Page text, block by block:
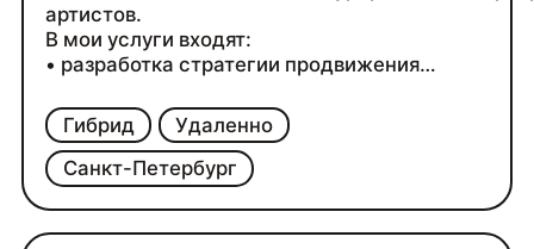
Гибрид
Удаленно
Санкт-Петербург
артистов.
В мои услуги входят:
• разработка стратегии продвижения
• брендинг и работа с репертуаром артиста
•разработка бренда, концепции будущих песен
творчества
•анализ текущего положения в социальных
рекомендации по улучшению текущего
подготовка к релизу и тайминги, создание